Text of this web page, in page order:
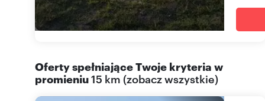
Oferty spełniające Twoje kryteria w
promieniu15 km (zobacz wszystkie)